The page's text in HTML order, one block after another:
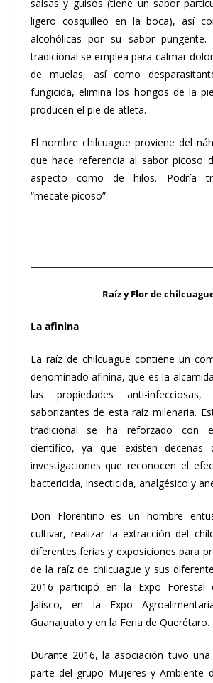
salsas y guisos(tiene un sabor
ligero cosquilleo en la boca), así
alcohólicas por su sabor pungente.
tradicional se emplea para calmar
de muelas, así como
fungicida, elimina los hongos de la
producen el pie de atleta.
El nombre chilcuague proviene del
que hace referencia al sabor picoso
aspecto como de hilos. Podría
“mecate picoso”.
Raíz y Flor de
La afinina
La raíz de chilcuague contiene un
denominado afinina, que es la
las propiedades anti-
saborizantes de esta raíz milenaria.
tradicional se ha reforzado con
científico, ya que existen decenas
investigaciones que reconocen el
bactericida, insecticida, analgésico y
Don Florentino es un hombre
cultivar, realizar la extracción del
diferentes ferias y exposiciones para
de la raíz de chilcuague y sus
2016 participó en la Expo Forestal
Jalisco, en la Expo
Guanajuato y en la Feria de Querétaro.
Durante 2016, la asociación tuvo una
parte del grupo Mujeres y Ambiente